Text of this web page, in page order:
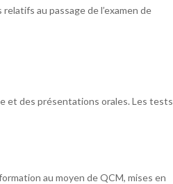
au passage de l’examen de
et des présentations orales. Les tests
au moyen de QCM, mises en